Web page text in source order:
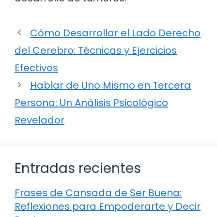
Cómo Desarrollar el Lado Derecho
del Cerebro: Técnicas y Ejercicios
Efectivos
Hablar de Uno Mismo en Tercera
Persona: Un Análisis Psicológico
Revelador
Entradas recientes
Frases de Cansada de Ser Buena:
Reflexiones para Empoderarte y Decir